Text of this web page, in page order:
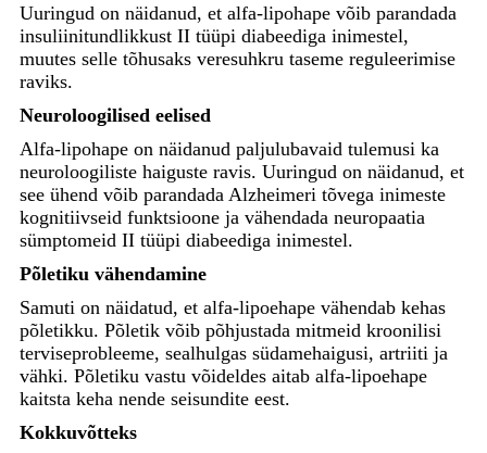
Uuringud on näidanud, et alfa-lipohape võib parandada
insuliinitundlikkust II tüüpi diabeediga inimestel,
muutes selle tõhusaks veresuhkru taseme reguleerimise
raviks.
Neuroloogilised eelised
Alfa-lipohape on näidanud paljulubavaid tulemusi ka
neuroloogiliste haiguste ravis. Uuringud on näidanud, et
see ühend võib parandada Alzheimeri tõvega inimeste
kognitiivseid funktsioone ja vähendada neuropaatia
sümptomeid II tüüpi diabeediga inimestel.
Põletiku vähendamine
Samuti on näidatud, et alfa-lipoehape vähendab kehas
põletikku. Põletik võib põhjustada mitmeid kroonilisi
terviseprobleeme, sealhulgas südamehaigusi, artriiti ja
vähki. Põletiku vastu võideldes aitab alfa-lipoehape
kaitsta keha nende seisundite eest.
Kokkuvõtteks